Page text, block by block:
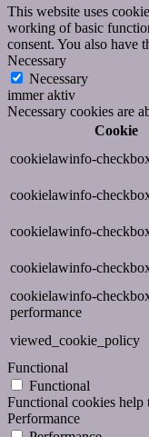
This website uses
working of basic
consent. You also have
Necessary
Necessary
immer aktiv
Necessary cookies are
Cookie
cookielawinfo-
cookielawinfo-
cookielawinfo-
cookielawinfo-
cookielawinfo-
performance
viewed_cookie_policy
Functional
Functional
Functional cookies help
Performance